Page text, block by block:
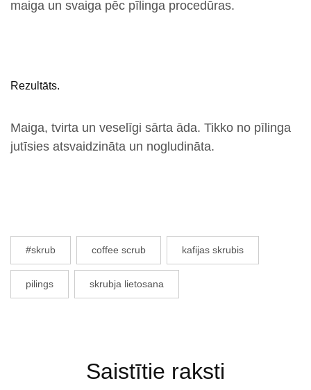
maiga un svaiga pēc pīlinga procedūras.
Rezultāts.
Maiga, tvirta un veselīgi sārta āda. Tikko no pīlinga
jutīsies atsvaidzināta un nogludināta.
#skrub coffee scrub kafijas skrubis
pilings skrubja lietosana
Saistītie raksti